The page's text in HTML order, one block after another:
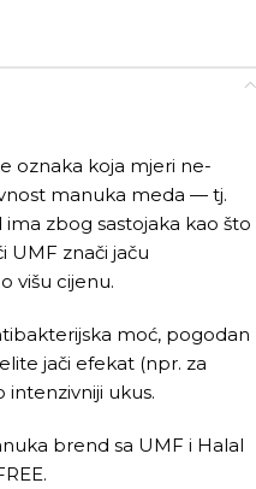
oznaka koja mjeri ne-
manuka meda — tj.
zbog sastojaka kao što
UMF znači jaču
višu cijenu.
moć, pogodan
jači efekat (npr. za
ukus.
brend sa UMF i Halal